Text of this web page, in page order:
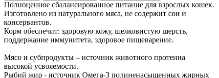
Полноценное сбалансированное питание для взрослых кошек.
Изготовлено из натурального мяса, не содержит сои и
консервантов.
Корм обеспечит: здоровую кожу, шелковистую шерсть,
поддержание иммунитета, здоровое пищеварение.
Мясо и субпродукты – источник животного протеина
высокой усвояемости.
Рыбий жир - источник Омега-3 полиненасыщенных жирных